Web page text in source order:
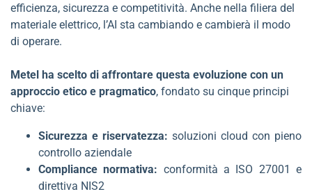
efficienza, sicurezza e competitività. Anche nella filiera del
materiale elettrico, l’AI sta cambiando e cambierà il modo
di operare.
Metel ha scelto di affrontare questa evoluzione con un
approccio etico e pragmatico, fondato su cinque principi
chiave:
Sicurezza e riservatezza: soluzioni cloud con pieno
controllo aziendale
Compliance normativa: conformità a ISO 27001 e
direttiva NIS2